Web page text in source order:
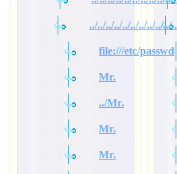
../../../../../../../../../
file:///etc/passwd
Mr.
../Mr.
Mr.
Mr.